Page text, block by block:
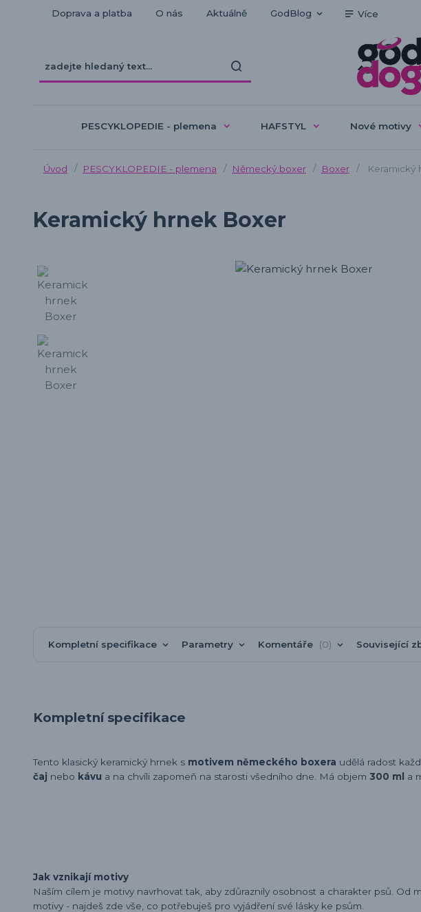
Doprava a platba O nás Aktuálně GodBlog Více
PESCYKLOPEDIE - plemena HAFSTYL Nové motivy
Úvod PESCYKLOPEDIE - plemena Německý boxer Boxer Keramický
Keramický hrnek Boxer
Kompletní specifikace Parametry Komentáře 0 Související
Kompletní specifikace
Tento klasický keramický hrnek s motivem německého boxera udělá radost
čaj nebo kávu a na chvíli zapomeň na starosti všedního dne. Má objem 300 ml a
Jak vznikají motivy
Naším cílem je motivy navrhovat tak, aby zdůraznily osobnost a charakter psů.
motivy - najdeš zde vše, co potřebuješ pro vyjádření své lásky ke psům.